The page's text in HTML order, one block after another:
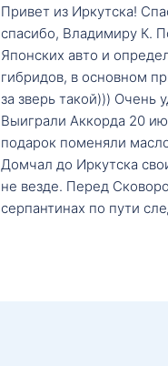
Привет из Иркутска!
спасибо, Владимиру К.
Японских авто и
гибридов, в основном
за зверь такой))) Очень
Выиграли Аккорда 20
подарок поменяли
Домчал до Иркутска
не везде. Перед
серпантинах по пути